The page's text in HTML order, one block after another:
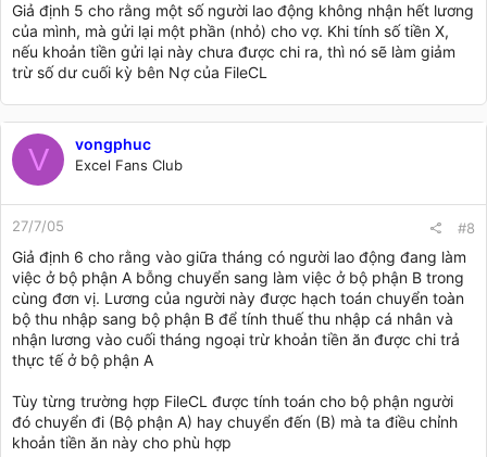
Giả định 5 cho rằng một số người lao động không nhận hết lương
của mình, mà gửi lại một phần (nhỏ) cho vợ. Khi tính số tiền X,
nếu khoản tiền gửi lại này chưa được chi ra, thì nó sẽ làm giảm
trừ số dư cuối kỳ bên Nợ của FileCL
V vongphuc
Excel Fans Club
27/7/05 #8
Giả định 6 cho rằng vào giữa tháng có người lao động đang làm
việc ở bộ phận A bỗng chuyển sang làm việc ở bộ phận B trong
cùng đơn vị. Lương của người này được hạch toán chuyển toàn
bộ thu nhập sang bộ phận B để tính thuế thu nhập cá nhân và
nhận lương vào cuối tháng ngoại trừ khoản tiền ăn được chi trả
thực tế ở bộ phận A
Tùy từng trường hợp FileCL được tính toán cho bộ phận người
đó chuyển đi (Bộ phận A) hay chuyển đến (B) mà ta điều chỉnh
khoản tiền ăn này cho phù hợp